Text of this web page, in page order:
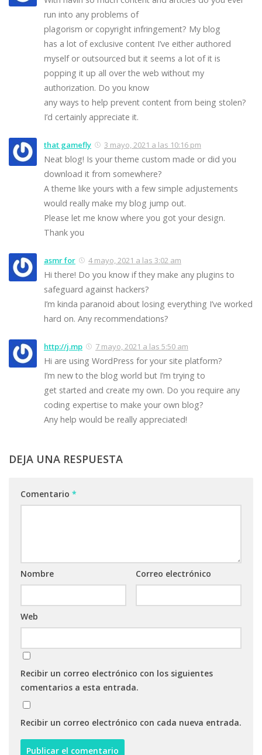
run into any problems of
plagorism or copyright infringement? My blog
has a lot of exclusive content I’ve either authored
myself or outsourced but it seems a lot of it is
popping it up all over the web without my
authorization. Do you know
any ways to help prevent content from being stolen?
I’d certainly appreciate it.
that gamefly 3 mayo, 2021 a las 10:16 pm
Neat blog! Is your theme custom made or did you
download it from somewhere?
A theme like yours with a few simple adjustements
would really make my blog jump out.
Please let me know where you got your design.
Thank you
asmr for 4 mayo, 2021 a las 3:02 am
Hi there! Do you know if they make any plugins to
safeguard against hackers?
I’m kinda paranoid about losing everything I’ve worked
hard on. Any recommendations?
http://j.mp 7 mayo, 2021 a las 5:50 am
Hi are using WordPress for your site platform?
I’m new to the blog world but I’m trying to
get started and create my own. Do you require any
coding expertise to make your own blog?
Any help would be really appreciated!
DEJA UNA RESPUESTA
Comentario *
Nombre Correo electrónico
Web
Recibir un correo electrónico con los siguientes
comentarios a esta entrada.
Recibir un correo electrónico con cada nueva entrada.